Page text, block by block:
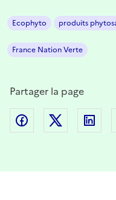
Ecophyto produits
France Nation Verte
Partager la page
Partager surPartager